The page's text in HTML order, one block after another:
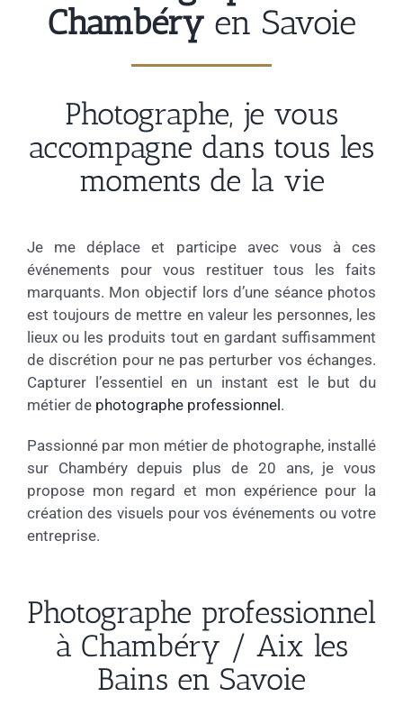
Chambéryen Savoie
Photographe, je vous
accompagne dans tous les
moments de la vie
Je me déplace et participe avec vous à ces
événements pour vous restituer tous les faits
marquants. Mon objectif lors d’une séance photos
est toujours de mettre en valeur les personnes, les
lieux ou les produits tout en gardant suffisamment
de discrétion pour ne pas perturber vos échanges.
Capturer l’essentiel en un instant est le but du
métier de photographe professionnel .
Passionné par mon métier de photographe, installé
sur Chambéry depuis plus de 20 ans, je vous
propose mon regard et mon expérience pour la
création des visuels pour vos événements ou votre
entreprise.
Photographe professionnel
à Chambéry / Aix les
Bains en Savoie